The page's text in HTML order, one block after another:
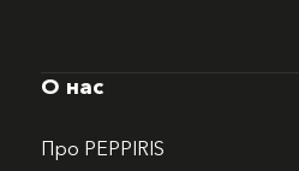
О нас
Про PEPPIRIS